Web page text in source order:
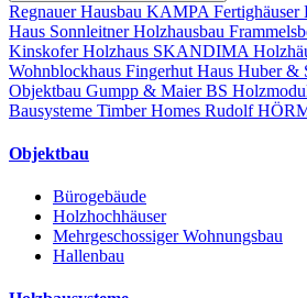
Regnauer Hausbau KAMPA Fertighäuser
Haus Sonnleitner Holzhausbau
Kinskofer Holzhaus SKANDIMA
Wohnblockhaus Fingerhut Haus Huber &
Objektbau Gumpp & MaierBS
Bausysteme Timber Homes Rudolf
Objektbau
Bürogebäude
Holzhochhäuser
Mehrgeschossiger Wohnungsbau
Hallenbau